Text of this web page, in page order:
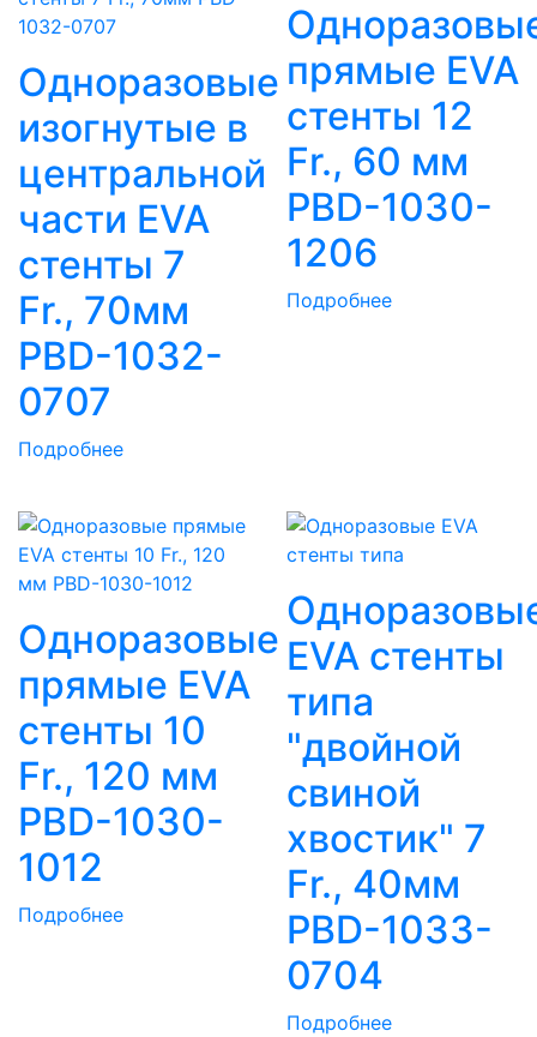
Одноразовые
изогнутые в
центральной
части EVA
стенты 7
Fr., 70мм
PBD-1032-
0707
Подробнее
прямые EVA
стенты 12
Fr., 60 мм
PBD-1030-
1206
Подробнее
Одноразовые
прямые EVA
стенты 10
Fr., 120 мм
PBD-1030-
1012
Подробнее
EVA стенты
типа
"двойной
свиной
хвостик" 7
Fr., 40мм
PBD-1033-
0704
Подробнее